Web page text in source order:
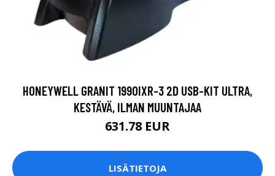
HONEYWELL GRANIT 1990IXR-3 2D USB-KIT ULTRA,
KESTÄVÄ, ILMAN MUUNTAJAA
631.78 EUR
LISÄTIETOJA